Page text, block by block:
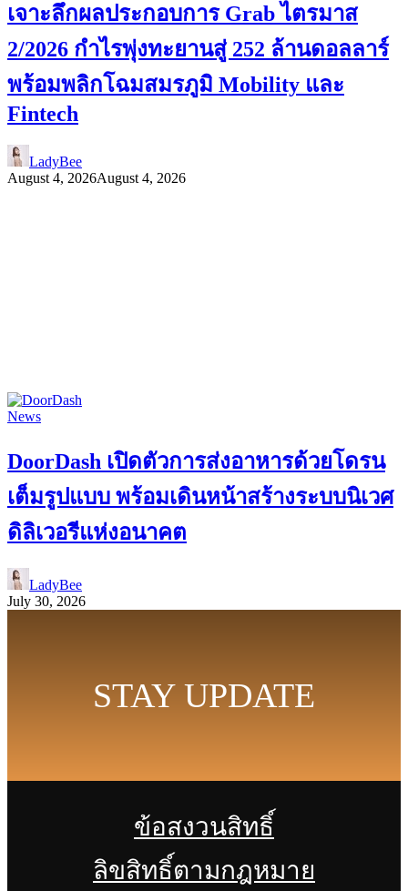
เจาะลึกผลประกอบการ Grab ไตรมาส
2/2026 กำไรพุ่งทะยานสู่ 252 ล้านดอลลาร์
พร้อมพลิกโฉมสมรภูมิ Mobility และ
Fintech
LadyBee
August 4, 2026August 4, 2026
News
DoorDash เปิดตัวการส่งอาหารด้วยโดรน
เต็มรูปแบบ พร้อมเดินหน้าสร้างระบบนิเวศ
ดิลิเวอรีแห่งอนาคต
LadyBee
July 30, 2026
STAY UPDATE
ข้อสงวนสิทธิ์
ลิขสิทธิ์ตามกฎหมาย